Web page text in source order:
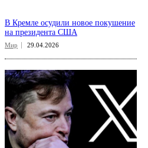
В Кремле осудили новое покушение
на президента США
Мир 29.04.2026